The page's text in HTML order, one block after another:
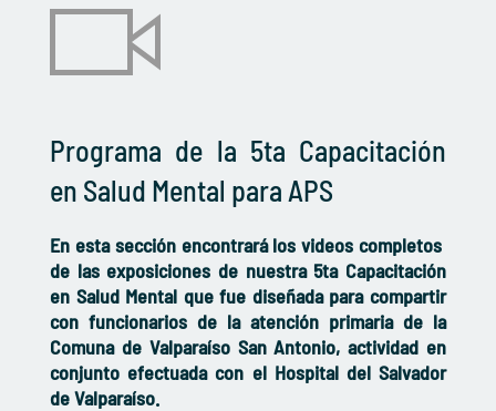
Programa de la 5ta Capacitación
en Salud Mental para APS
En esta sección encontrará los videos completos
de las exposiciones de nuestra 5ta Capacitación
en Salud Mental que fue diseñada para compartir
con funcionarios de la atención primaria de la
Comuna de Valparaíso San Antonio, actividad en
conjunto efectuada con el Hospital del Salvador
de Valparaíso.